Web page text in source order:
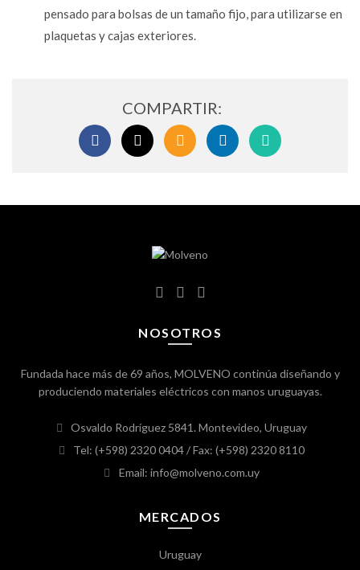
pensado para bolsas de un tamaño fijo, para utilizarse en
plaquetas y cajas exteriores.
NOSOTROS
Fundada hace más de 69 años, MOLVENO continúa diseñando y
produciendo materiales eléctricos con manos uruguayas.
Osvaldo Rodríguez 5841. Montevideo, Uruguay
Tel: (+598) 2320 0404/ Fax: (+598) 2320 8110
Email: info@molveno.com.uy
MERCADOS
Uruguay